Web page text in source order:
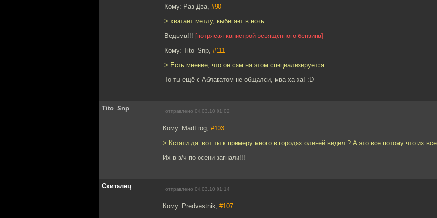
Кому: Раз-Два, #90
> хватает метлу, выбегает в ночь
Ведьма!!! [потрясая канистрой освящённого бензина]
Кому: Tito_Snp, #111
> Есть мнение, что он сам на этом специализируется.
То ты ещё с Аблакатом не общалси, мва-ха-ха! :D
Tito_Snp отправлено 04.03.10 01:02
Кому: MadFrog, #103
> Кстати да, вот ты к примеру много в городах оленей видел ? А это все потому что их
Их в в/ч по осени загнали!!!
Скиталец отправлено 04.03.10 01:14
Кому: Predvestnik, #107